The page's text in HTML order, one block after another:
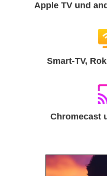
Apple TV und
Smart-TV,
Chromecast